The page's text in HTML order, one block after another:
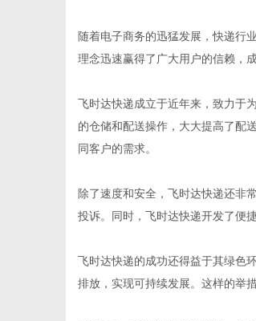
随着电子商务的迅猛发展，快递行
理念迅速赢得了广大用户的信赖，
飞时达快递成立于近年来，致力于
的仓储和配送操作，大大提高了配
同客户的需求。
除了速度和安全，飞时达快递还非
投诉。同时，飞时达快递开发了便
飞时达快递的成功还得益于其绿色
排放，实现可持续发展。这样的举